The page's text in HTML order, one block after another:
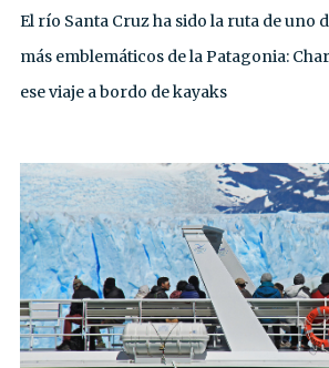
El río Santa Cruz ha sido la ruta de uno
más emblemáticos de la Patagonia:
ese viaje a bordo de kayaks